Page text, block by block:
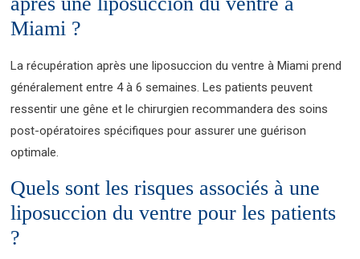
Miami ?
La récupération après une liposuccion du ventre à Miami prend
généralement entre 4 à 6 semaines. Les patients peuvent
ressentir une gêne et le chirurgien recommandera des soins
post-opératoires spécifiques pour assurer une guérison
optimale.
Quels sont les risques associés à une
liposuccion du ventre pour les patients
?